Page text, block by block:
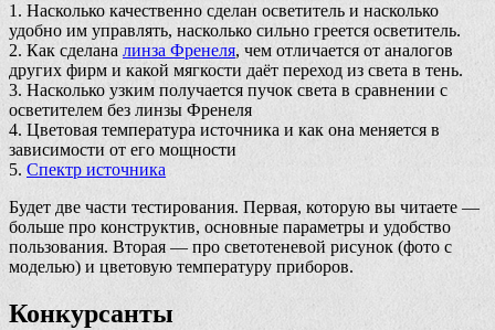
1. Насколько качественно сделан осветитель и насколько
удобно им управлять, насколько сильно греется осветитель.
2. Как сделана линза Френеля, чем отличается от аналогов
других фирм и какой мягкости даёт переход из света в тень.
3. Насколько узким получается пучок света в сравнении с
осветителем без линзы Френеля
4. Цветовая температура источника и как она меняется в
зависимости от его мощности
5. Спектр источника
Будет две части тестирования. Первая, которую вы читаете —
больше про конструктив, основные параметры и удобство
пользования. Вторая — про светотеневой рисунок (фото с
моделью) и цветовую температуру приборов.
Конкурсанты